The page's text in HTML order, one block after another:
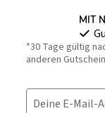
Mit
*30 Tage gültig
anderen
Deine E-Mail-